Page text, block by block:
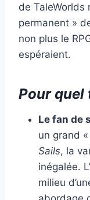
de TaleWorlds
permanent »
non plus le
espéraient.
Pour quel
Le fan de
un grand «
Sails, la
inégalée.
milieu